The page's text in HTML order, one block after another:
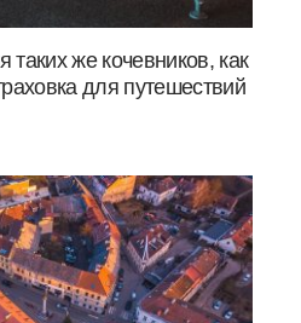
же кочевников, как
для путешествий